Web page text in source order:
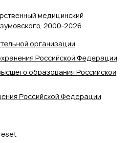
организации
Российской Федерации
образования Российской
Российской Федерации
медицинский
2000‑2026